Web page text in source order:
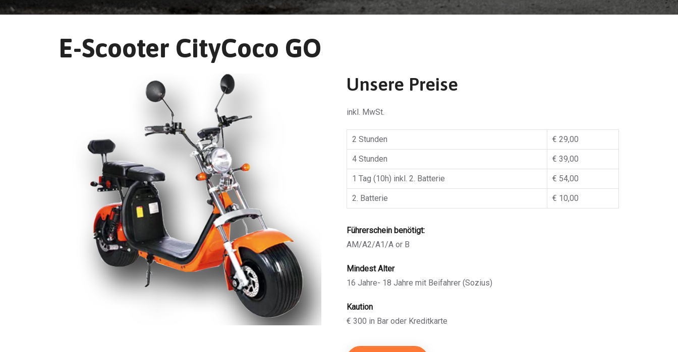
E-Scooter CityCoco GO
Unsere Preise
inkl. MwSt.
2 Stunden € 29,00
4 Stunden € 39,00
1 Tag (10h) inkl. 2. Batterie € 54,00
2. Batterie € 10,00
Führerschein benötigt:
AM/A2/A1/A or B
Mindest Alter
16 Jahre- 18 Jahre mit Beifahrer (Sozius)
Kaution
€ 300 in Bar oder Kreditkarte